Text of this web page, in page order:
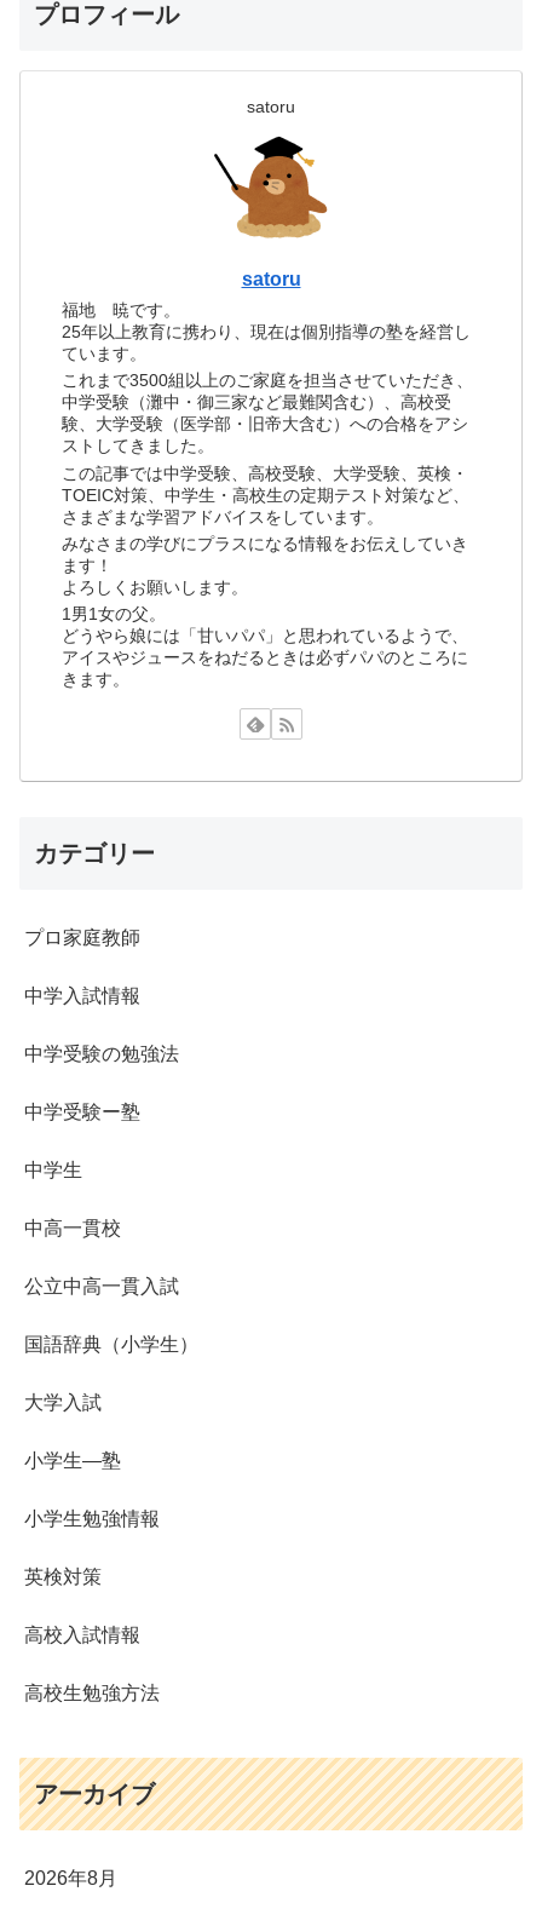
プロフィール
satoru
satoru
福地 暁です。
25年以上教育に携わり、現在は個別指導の塾を経営し
ています。
これまで3500組以上のご家庭を担当させていただき、
中学受験（灘中・御三家など最難関含む）、高校受
験、大学受験（医学部・旧帝大含む）への合格をアシ
ストしてきました。
この記事では中学受験、高校受験、大学受験、英検・
TOEIC対策、中学生・高校生の定期テスト対策など、
さまざまな学習アドバイスをしています。
みなさまの学びにプラスになる情報をお伝えしていき
ます！
よろしくお願いします。
1男1女の父。
どうやら娘には「甘いパパ」と思われているようで、
アイスやジュースをねだるときは必ずパパのところに
きます。
カテゴリー
プロ家庭教師
中学入試情報
中学受験の勉強法
中学受験ー塾
中学生
中高一貫校
公立中高一貫入試
国語辞典（小学生）
大学入試
小学生―塾
小学生勉強情報
英検対策
高校入試情報
高校生勉強方法
アーカイブ
2026年8月